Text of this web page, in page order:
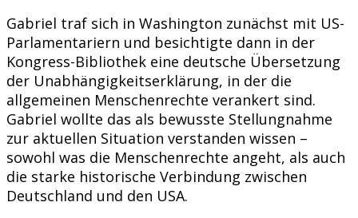
Gabriel traf sich in Washington zunächst mit US-
Parlamentariern und besichtigte dann in der
Kongress-Bibliothek eine deutsche Übersetzung
der Unabhängigkeitserklärung, in der die
allgemeinen Menschenrechte verankert sind.
Gabriel wollte das als bewusste Stellungnahme
zur aktuellen Situation verstanden wissen –
sowohl was die Menschenrechte angeht, als auch
die starke historische Verbindung zwischen
Deutschland und den USA.